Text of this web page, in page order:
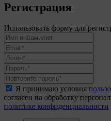
Регистрация
Использовать форму для
Я принимаю условия
согласен на обработку
политике конфиденциальности